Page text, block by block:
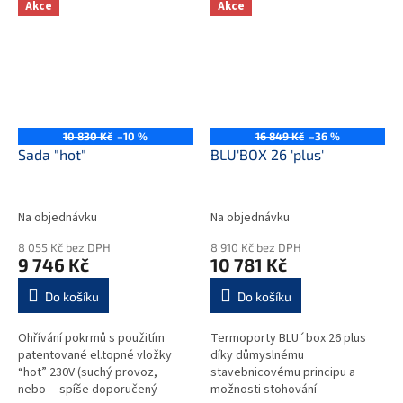
velkokuchyňských...
PP(polypropylen), PUR...
Akce
10 830 Kč –10 %
Sada "hot"
Na objednávku
8 055 Kč bez DPH
9 746 Kč
Do košíku
Ohřívání pokrmů s použitím
patentované el.topné vložky
“hot” 230V (suchý provoz,
nebo spíše doporučený
Akce
16 849 Kč –36 %
BLU'BOX 26 'plus'
Na objednávku
8 910 Kč bez DPH
10 781 Kč
Do košíku
Termoporty BLU´box 26 plus
díky důmyslnému
stavebnicovému principu a
možnosti stohování